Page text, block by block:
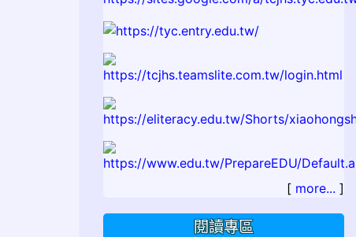
[ more... ]
閱讀專區